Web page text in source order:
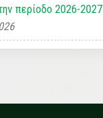
περίοδο 2026-2027